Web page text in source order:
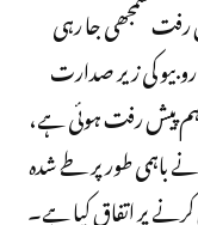
سمجھی جا رہی
کی زیر صدارت
پیش رفت ہوئی ہے،
نے باہمی طور پر طے شدہ
پر اتفاق کیا ہے۔